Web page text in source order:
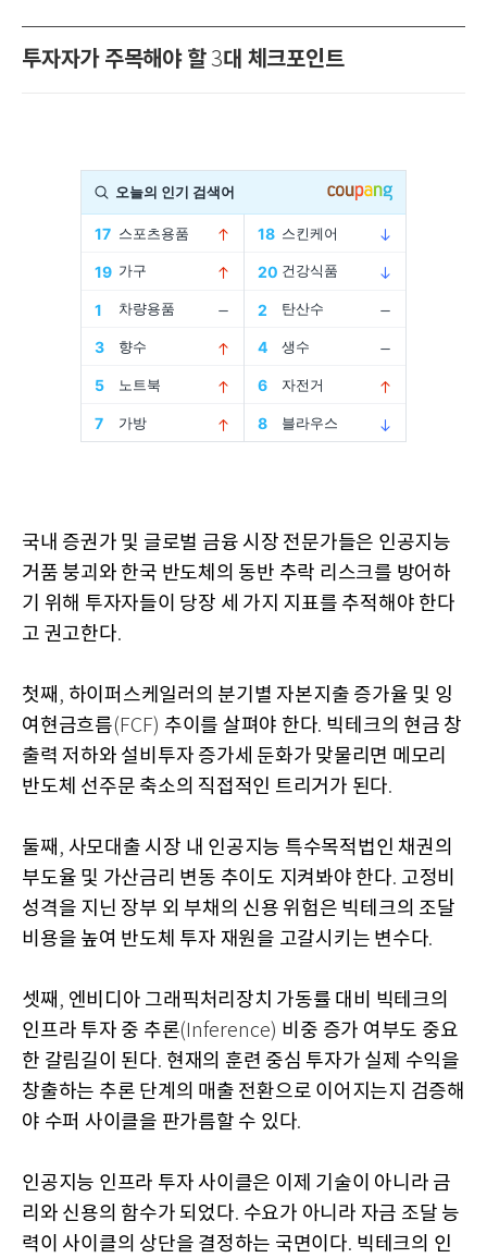
투자자가 주목해야 할 3대 체크포인트
국내 증권가 및 글로벌 금융 시장 전문가들은 인공지능
거품 붕괴와 한국 반도체의 동반 추락 리스크를 방어하
기 위해 투자자들이 당장 세 가지 지표를 추적해야 한다
고 권고한다.
첫째 , 하이퍼스케일러의 분기별 자본지출 증가율 및 잉
여현금흐름(FCF) 추이를 살펴야 한다. 빅테크의 현금 창
출력 저하와 설비투자 증가세 둔화가 맞물리면 메모리
반도체 선주문 축소의 직접적인 트리거가 된다.
둘째 , 사모대출 시장 내 인공지능 특수목적법인 채권의
부도율 및 가산금리 변동 추이도 지켜봐야 한다. 고정비
성격을 지닌 장부 외 부채의 신용 위험은 빅테크의 조달
비용을 높여 반도체 투자 재원을 고갈시키는 변수다.
셋째 , 엔비디아 그래픽처리장치 가동률 대비 빅테크의
인프라 투자 중 추론(Inference) 비중 증가 여부도 중요
한 갈림길이 된다. 현재의 훈련 중심 투자가 실제 수익을
창출하는 추론 단계의 매출 전환으로 이어지는지 검증해
야 수퍼 사이클을 판가름할 수 있다.
인공지능 인프라 투자 사이클은 이제 기술이 아니라 금
리와 신용의 함수가 되었다. 수요가 아니라 자금 조달 능
력이 사이클의 상단을 결정하는 국면이다. 빅테크의 인